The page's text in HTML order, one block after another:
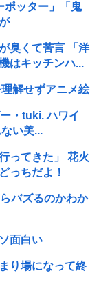
ポッター」「鬼
臭くて苦言 「洋
はキッチンハ...
解せずアニメ絵
・tuki. ハワイ
い美...
ってきた」 花火
っちだよ！
バズるのかわか
面白い
り場になって終